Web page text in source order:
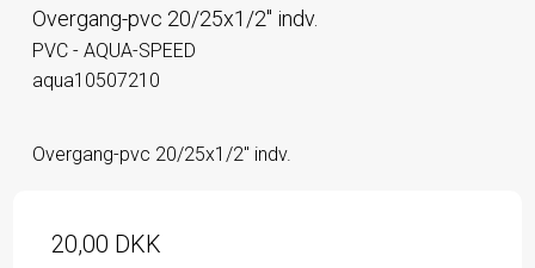
Overgang-pvc 20/25x1/2" indv.
PVC - AQUA-SPEED
aqua10507210
Overgang-pvc 20/25x1/2" indv.
20,00 DKK